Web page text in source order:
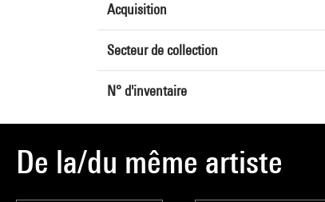
Acquisition
Secteur de collection
N° d'inventaire
De la/du même artiste